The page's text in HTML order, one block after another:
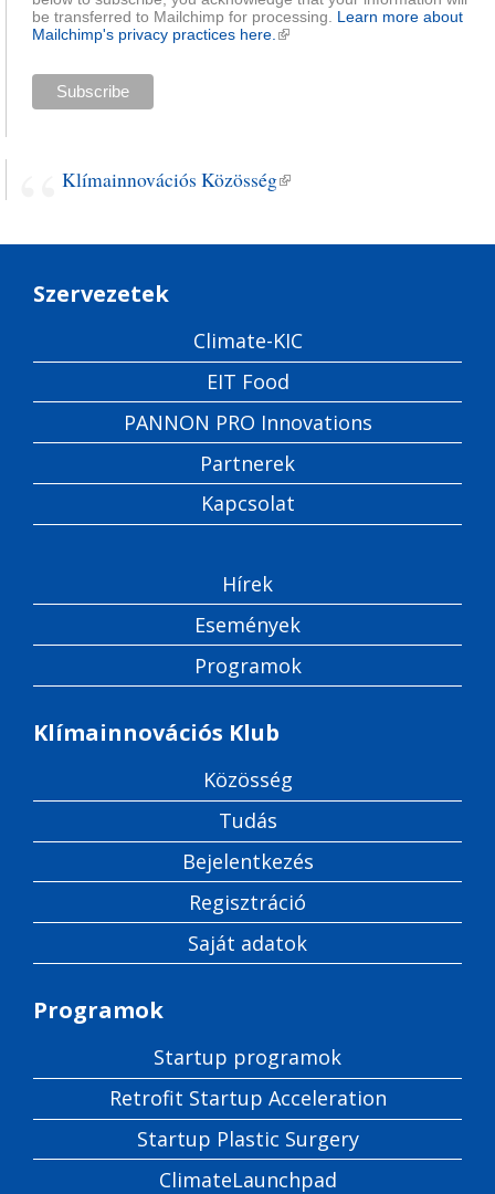
be transferred to Mailchimp for processing. Learn more about
Mailchimp's privacy practices here. (külső hivatkozás)
Klímainnovációs Közösség(külső hivatkozás)
Szervezetek
Climate-KIC
EIT Food
PANNON PRO Innovations
Partnerek
Kapcsolat
Hírek
Események
Programok
Klímainnovációs Klub
Közösség
Tudás
Bejelentkezés
Regisztráció
Saját adatok
Programok
Startup programok
Retrofit Startup Acceleration
Startup Plastic Surgery
ClimateLaunchpad